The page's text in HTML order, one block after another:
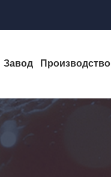
Завод Производство